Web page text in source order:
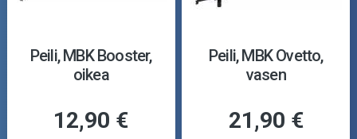
Peili, MBK Booster,
oikea
12,90 €
Peili, MBK Ovetto,
vasen
21,90 €